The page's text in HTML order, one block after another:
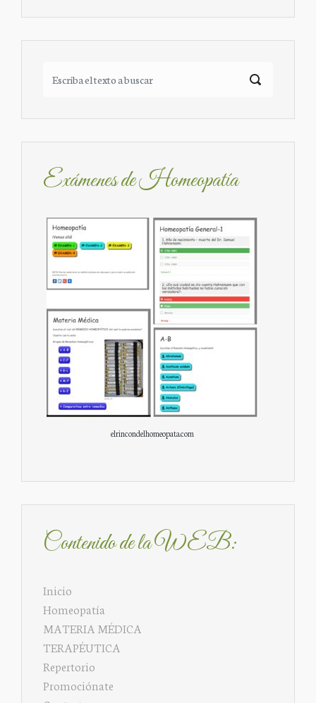
Exámenes de Homeopatía
elrincondelhomeopata.com
Contenido de la WEB:
Inicio
Homeopatía
MATERIA MÉDICA
TERAPÉUTICA
Repertorio
Promociónate